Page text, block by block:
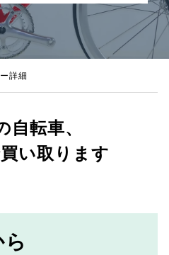
詳細
自転車、
い取ります